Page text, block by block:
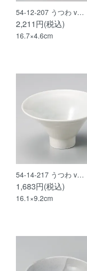
54-12-207 うつわ v…
2,211円(税込)
16.7×4.6cm
54-14-217 うつわ v…
1,683円(税込)
16.1×9.2cm